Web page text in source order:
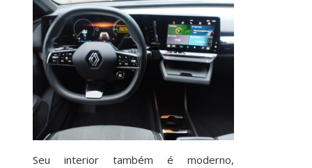
Seu interior também é moderno,